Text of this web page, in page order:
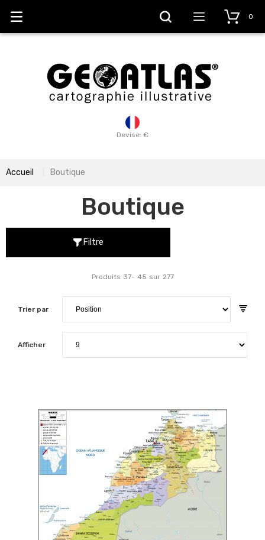
Devise: €
0
Accueil Boutique
Boutique
Filtre
Trier par
Produits 37- 45 sur 277
Afficher